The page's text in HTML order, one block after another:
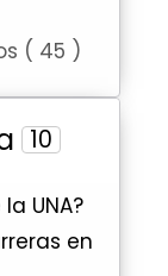
( 45 )
10
UNA?
en